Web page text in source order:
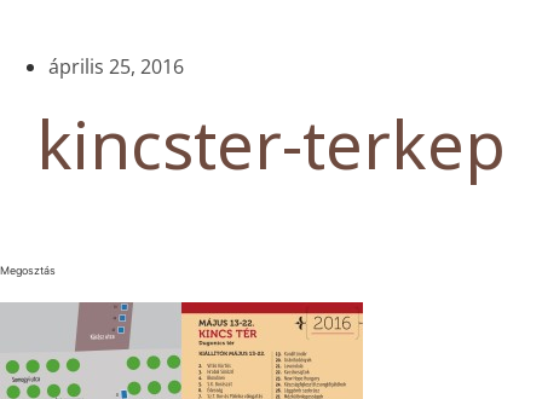
április 25, 2016
kincster-terkep
Megosztás